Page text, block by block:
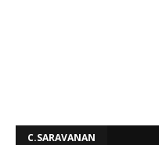
C.SARAVANAN